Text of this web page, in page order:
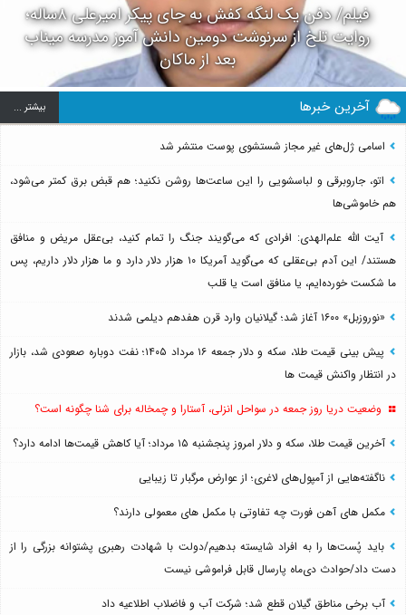
فیلم/ دفن یک لنگه کفش به جای پیکر امیرعلی ۸ساله؛
روایت تلخ از سرنوشت دومین دانش آموز مدرسه میناب
بعد از ماکان
آخرین خبرها بيشتر ...
اسامی ژل‌های غیر مجاز شستشوی پوست منتشر شد
اتو، جاروبرقی و لباسشویی را این ساعت‌ها روشن نکنید؛ هم قبض برق کمتر می‌شود،
هم خاموشی‌ها
آیت الله علم‌الهدی: افرادی که می‌گویند جنگ را تمام کنید، بی‌عقل مریض و منافق
هستند/ این آدم بی‌عقلی که می‌گوید آمریکا ۱۰ هزار دلار دارد و ما هزار دلار داریم، پس
ما شکست خورده‌ایم، یا منافق است یا قلب
«نوروزبل» ۱۶۰۰ آغاز شد؛ گیلانیان وارد قرن هفدهم دیلمی شدند
پیش بینی قیمت طلا، سکه و دلار جمعه ۱۶ مرداد ۱۴۰۵؛ نفت دوباره صعودی شد، بازار
در انتظار واکنش قیمت ها
وضعیت دریا روز جمعه در سواحل انزلی، آستارا و چمخاله برای شنا چگونه است؟
آخرین قیمت طلا، سکه و دلار امروز پنجشنبه ۱۵ مرداد؛ آیا کاهش قیمت‌ها ادامه دارد؟
ناگفته‌هایی از آمپول‌های لاغری؛ از عوارض مرگبار تا زیبایی
مکمل های آهن فورت چه تفاوتی با مکمل های معمولی دارند؟
باید پُست‌ها را به افراد شایسته بدهیم/دولت با شهادت رهبری پشتوانه بزرگی را از
دست داد/حوادث دی‌ماه پارسال قابل فراموشی نیست
آب برخی مناطق گیلان قطع شد؛ شرکت آب و فاضلاب اطلاعیه داد